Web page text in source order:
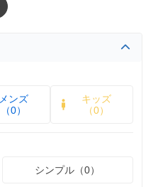
メンズ
（0）
キッズ
（0）
シンプル（0）